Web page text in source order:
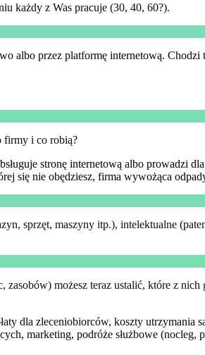
każdy z Was pracuje (30, 40, 60?).
albo przez platformę internetową.
firmy i co robią?
stronę internetową albo prowadzi
się nie obędziesz, firma wywożąca
sprzęt, maszyny itp.), intelektualne
możesz teraz ustalić, które z
dla zleceniobiorców, koszty
marketing, podróże służbowe